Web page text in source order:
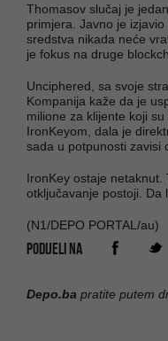
Thomasov slučaj je
primjera. Javno je
sredstva nikada neće
je fokus na druge
Unciphered, sa svoje
Kompanija kaže da je
milione za klijente koji
IronKeyom, dala je
sada u potpunosti zavisi
IronKey ostaje netaknut.
otključavanje postoji. Da
(N1/DEPO PORTAL/au)
PODIJELI NA
Depo.ba pratite putem